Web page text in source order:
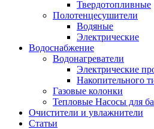
Твердотопливные
Полотенцесушители
Водяные
Электрические
Водоснабжение
Водонагреватели
Электрические
Накопительного
Газовые колонки
Тепловые Насосы для
Очистители и увлажнители
Статьи